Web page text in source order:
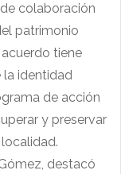
colaboración
patrimonio
tiene
la identidad
de acción
y preservar
destacó